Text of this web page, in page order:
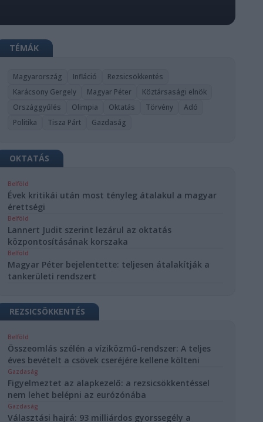
TÉMÁK
Magyarország Infláció
Rezsicsökkentés
Karácsony Gergely
Magyar Péter
Köztársasági elnök
Országgyűlés
Olimpia Oktatás Törvény
Adó
Politika
Tisza Párt Gazdaság
OKTATÁS
Belföld
Évek kritikái után most tényleg átalakul a magyar
érettségi
Belföld
Lannert Judit szerint lezárul az oktatás
központosításának korszaka
Belföld
Magyar Péter bejelentette: teljesen átalakítják a
tankerületi rendszert
REZSICSÖKKENTÉS
Belföld
Összeomlás szélén a víziközmű-rendszer: A teljes
éves bevételt a csövek cseréjére kellene költeni
Gazdaság
Figyelmeztet az alapkezelő: a rezsicsökkentéssel
nem lehet belépni az eurózónába
Gazdaság
Választási hajrá: 93 milliárdos gyorssegély a